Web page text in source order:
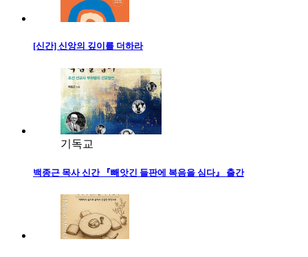
[신간] 신앙의 깊이를 더하라
기독교
백종근 목사 신간 『빼앗긴 들판에 복음을 심다』 출간